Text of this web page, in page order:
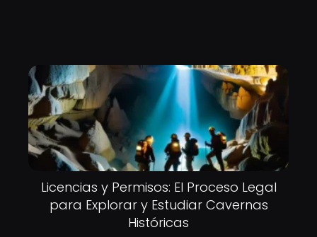
Licencias y Permisos: El Proceso Legal
para Explorar y Estudiar Cavernas
Históricas